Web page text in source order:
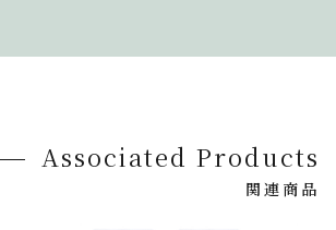
Associated Products
関連商品